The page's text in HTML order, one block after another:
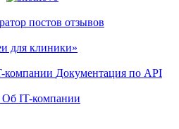
постов отзывов
для клиники»
компании Документация по API
Об IT-компании